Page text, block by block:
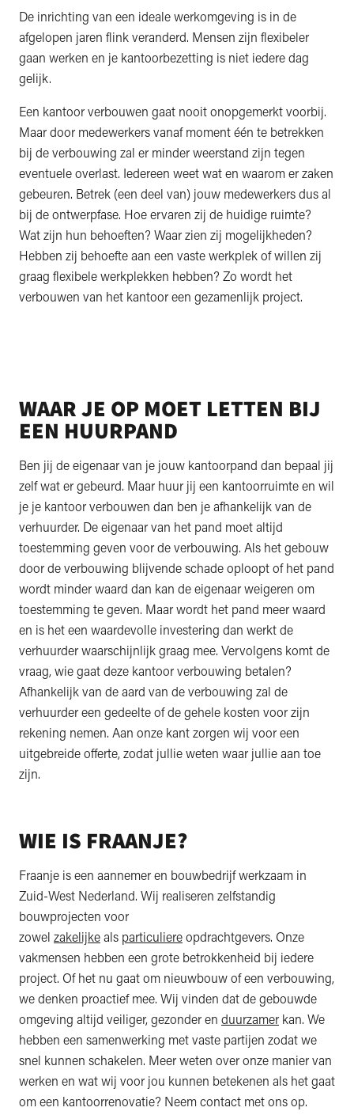
De inrichting van een ideale werkomgeving is in de
afgelopen jaren flink veranderd. Mensen zijn flexibeler
gaan werken en je kantoorbezetting is niet iedere dag
gelijk.
Een kantoor verbouwen gaat nooit onopgemerkt voorbij.
Maar door medewerkers vanaf moment één te betrekken
bij de verbouwing zal er minder weerstand zijn tegen
eventuele overlast. Iedereen weet wat en waarom er zaken
gebeuren. Betrek (een deel van) jouw medewerkers dus al
bij de ontwerpfase. Hoe ervaren zij de huidige ruimte?
Wat zijn hun behoeften? Waar zien zij mogelijkheden?
Hebben zij behoefte aan een vaste werkplek of willen zij
graag flexibele werkplekken hebben? Zo wordt het
verbouwen van het kantoor een gezamenlijk project.
WAAR JE OP MOET LETTEN BIJ
EEN HUURPAND
Ben jij de eigenaar van je jouw kantoorpand dan bepaal jij
zelf wat er gebeurd. Maar huur jij een kantoorruimte en wil
je je kantoor verbouwen dan ben je afhankelijk van de
verhuurder. De eigenaar van het pand moet altijd
toestemming geven voor de verbouwing. Als het gebouw
door de verbouwing blijvende schade oploopt of het pand
wordt minder waard dan kan de eigenaar weigeren om
toestemming te geven. Maar wordt het pand meer waard
en is het een waardevolle investering dan werkt de
verhuurder waarschijnlijk graag mee. Vervolgens komt de
vraag, wie gaat deze kantoor verbouwing betalen?
Afhankelijk van de aard van de verbouwing zal de
verhuurder een gedeelte of de gehele kosten voor zijn
rekening nemen. Aan onze kant zorgen wij voor een
uitgebreide offerte, zodat jullie weten waar jullie aan toe
zijn.
WIE IS FRAANJE?
Fraanje is een aannemer en bouwbedrijf werkzaam in
Zuid-West Nederland. Wij realiseren zelfstandig
bouwprojecten voor
zowel zakelijkeals particuliereopdrachtgevers. Onze
vakmensen hebben een grote betrokkenheid bij iedere
project. Of het nu gaat om nieuwbouw of een verbouwing,
we denken proactief mee. Wij vinden dat de gebouwde
omgeving altijd veiliger, gezonder en duurzamer kan. We
hebben een samenwerking met vaste partijen zodat we
snel kunnen schakelen. Meer weten over onze manier van
werken en wat wij voor jou kunnen betekenen als het gaat
om een kantoorrenovatie? Neem contact met ons op.